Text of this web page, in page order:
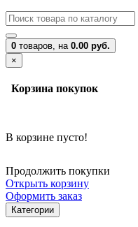
0 товаров, на 0.00 руб.
×
Корзина покупок
В корзине пусто!
Продолжить покупки
Открыть корзину
Оформить заказ
Категории